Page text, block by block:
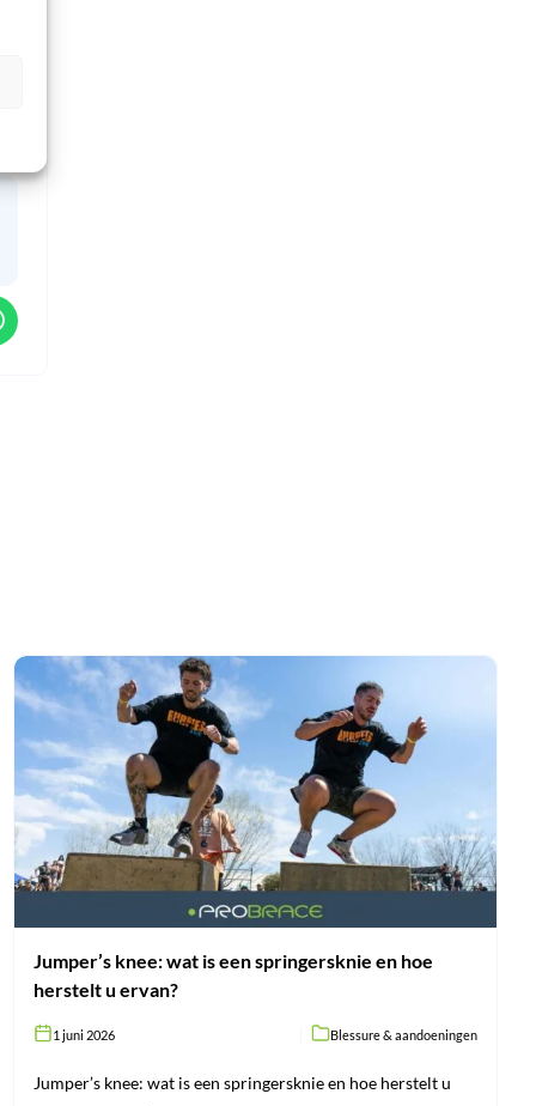
Jumper’s
knee:
wat
is
een
springersknie
en
hoe
herstelt
ervan?
Jumper’s knee: wat is een springersknie en hoe
herstelt u ervan?
1 juni 2026 Blessure & aandoeningen
Jumper’s knee: wat is een springersknie en hoe herstelt u